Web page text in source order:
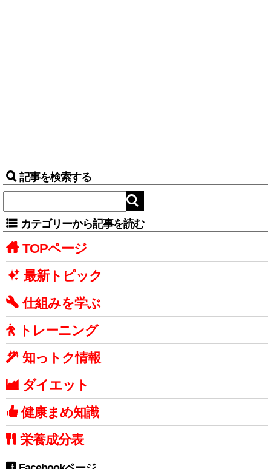
記事を検索する
カテゴリーから記事を読む
TOPページ
最新トピック
仕組みを学ぶ
トレーニング
知っトク情報
ダイエット
健康まめ知識
栄養成分表